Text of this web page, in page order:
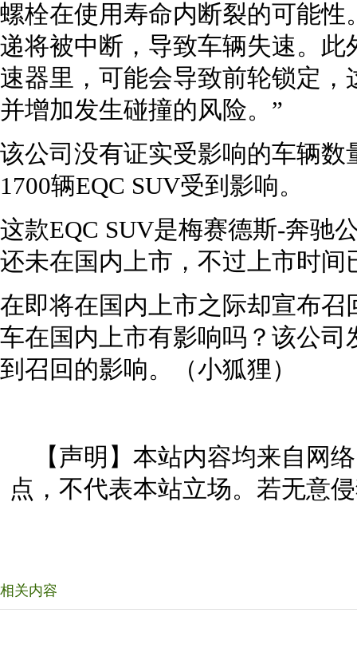
螺栓在使用寿命内断裂的可能
递将被中断，导致车辆失速。
速器里，可能会导致前轮锁定
并增加发生碰撞的风险。”
该公司没有证实受影响的车辆
1700辆EQC SUV受到影响。
这款EQC SUV是梅赛德斯-奔驰
还未在国内上市，不过上市时间
在即将在国内上市之际却宣布召
车在国内上市有影响吗？该公
到召回的影响。（小狐狸）
【声明】本站内容均来自网
点，不代表本站立场。若无意
相关内容